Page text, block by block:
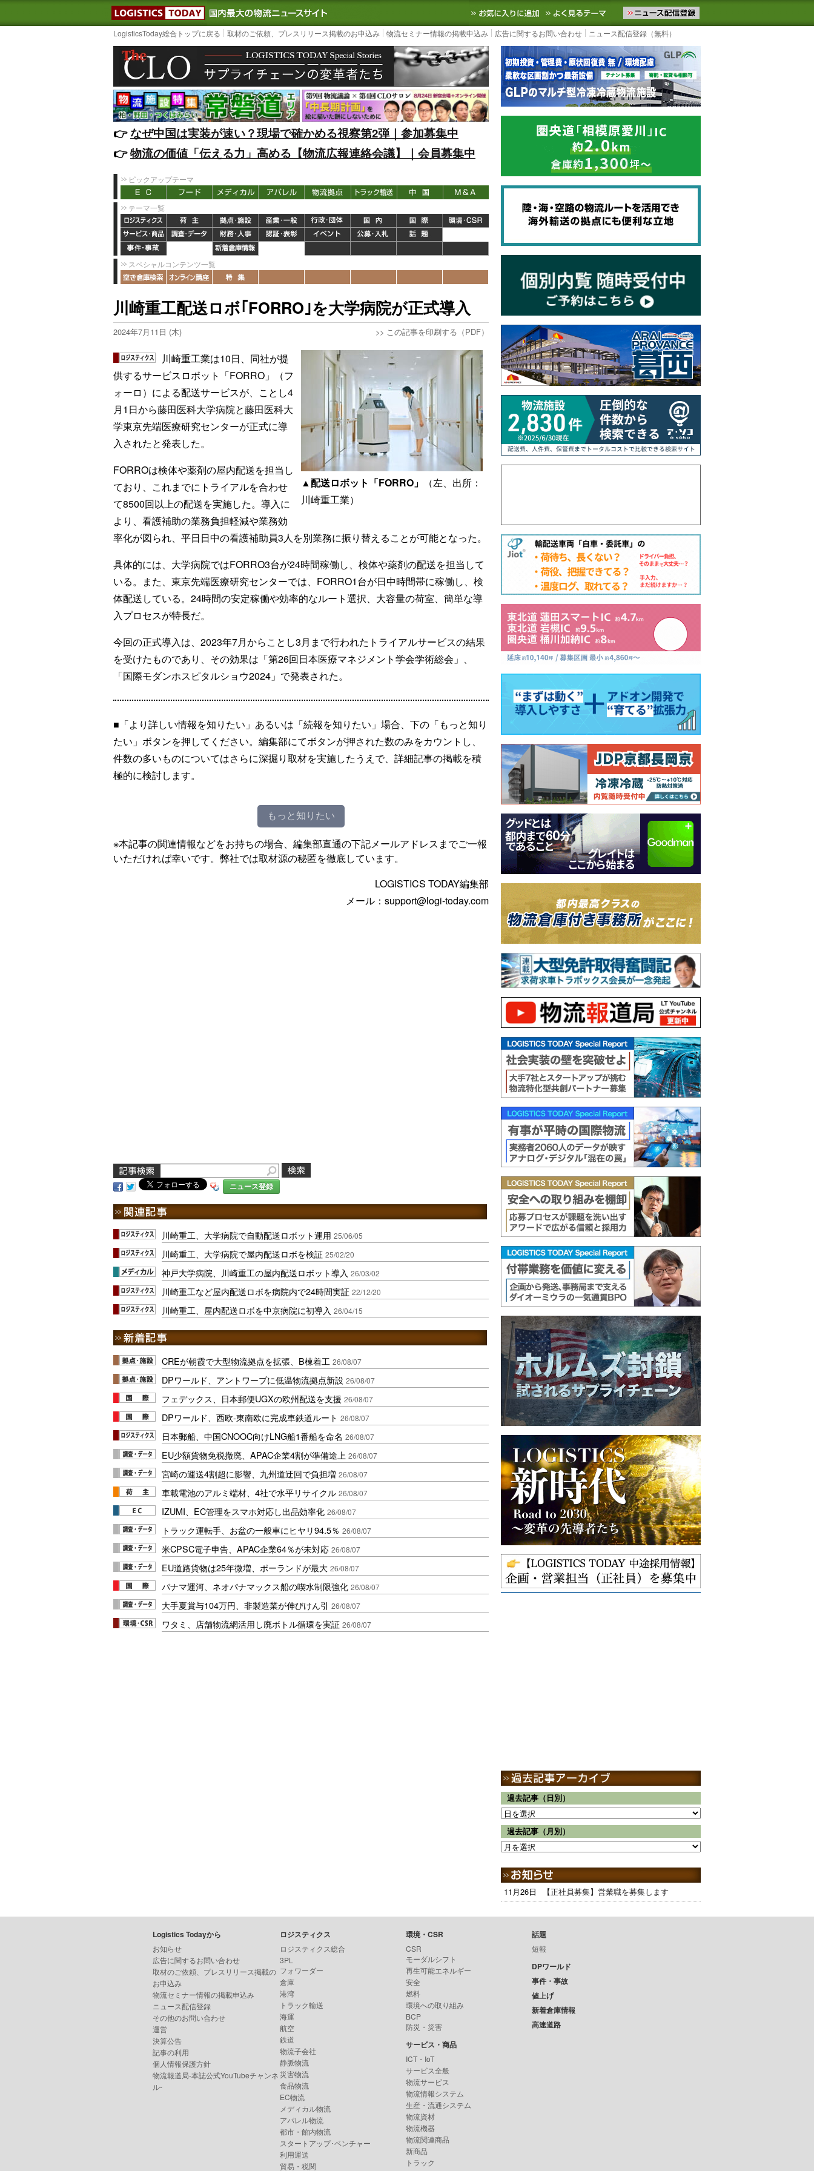
LOGISTICS TODAY｜国内最大の物流ニュースサイト3PL, SCMなど国内外の最新の物流ニュースをお届けします。物流ニュースメール配信を登録す
お気に入りに追加 よく見るテーマ
LogisticsToday総合トップに戻る 取材のご依頼、プレスリリース掲載のお申込み 物流セミナー情報の掲載申込み 広告に関するお問い合わせ ニュース配信登録（無料）
👉️なぜ中国は実装が速い？現場で確かめる視察第2弾｜参加募集中
👉️物流の価値「伝える力」高める【物流広報連絡会議】｜会員募集中
ピックアップテーマ
テーマ一覧
スペシャルコンテンツ一覧
川崎重工配送ロボ｢FORRO｣を大学病院が正式導入
2024年7月11日 (木) >> この記事を印刷する（PDF）
▲配送ロボット「FORRO」
（左、出所：
川崎重工業）
川崎重工業は10日、同社が提
供するサービスロボット「FORRO」（フ
ォーロ）による配送サービスが、ことし4
月1日から藤田医科大学病院と藤田医科大
学東京先端医療研究センターが正式に導
入されたと発表した。
FORROは検体や薬剤の屋内配送を担当し
ており、これまでにトライアルを合わせ
て8500回以上の配送を実施した。導入に
より、看護補助の業務負担軽減や業務効
率化が図られ、平日日中の看護補助員3人を別業務に振り替えることが可能となった。
具体的には、大学病院ではFORRO3台が24時間稼働し、検体や薬剤の配送を担当して
いる。また、東京先端医療研究センターでは、FORRO1台が日中時間帯に稼働し、検
体配送している。24時間の安定稼働や効率的なルート選択、大容量の荷室、簡単な導
入プロセスが特長だ。
今回の正式導入は、2023年7月からことし3月まで行われたトライアルサービスの結果
を受けたものであり、その効果は「第26回日本医療マネジメント学会学術総会」、
「国際モダンホスピタルショウ2024」で発表された。
■「より詳しい情報を知りたい」あるいは「続報を知りたい」場合、下の「もっと知り
たい」ボタンを押してください。編集部にてボタンが押された数のみをカウントし、
件数の多いものについてはさらに深掘り取材を実施したうえで、詳細記事の掲載を積
極的に検討します。
もっと知りたい
※本記事の関連情報などをお持ちの場合、編集部直通の下記メールアドレスまでご一報
いただければ幸いです。弊社では取材源の秘匿を徹底しています。
LOGISTICS TODAY編集部
メール：support@logi-today.com
ニュース登録
川崎重工、大学病院で自動配送ロボット運用 25/06/05
川崎重工、大学病院で屋内配送ロボを検証 25/02/20
神戸大学病院、川崎重工の屋内配送ロボット導入 26/03/02
川崎重工など屋内配送ロボを病院内で24時間実証 22/12/20
川崎重工、屋内配送ロボを中京病院に初導入 26/04/15
CREが朝霞で大型物流拠点を拡張、B棟着工 26/08/07
DPワールド、アントワープに低温物流拠点新設 26/08/07
フェデックス、日本郵便UGXの欧州配送を支援 26/08/07
DPワールド、西欧-東南欧に完成車鉄道ルート 26/08/07
日本郵船、中国CNOOC向けLNG船1番船を命名 26/08/07
EU少額貨物免税撤廃、APAC企業4割が準備途上 26/08/07
宮崎の運送4割超に影響、九州道迂回で負担増 26/08/07
車載電池のアルミ端材、4社で水平リサイクル 26/08/07
IZUMI、EC管理をスマホ対応し出品効率化 26/08/07
トラック運転手、お盆の一般車にヒヤリ94.5％ 26/08/07
米CPSC電子申告、APAC企業64％が未対応 26/08/07
EU道路貨物は25年微増、ポーランドが最大 26/08/07
パナマ運河、ネオパナマックス船の喫水制限強化 26/08/07
大手夏賞与104万円、非製造業が伸びけん引 26/08/07
ワタミ、店舗物流網活用し廃ボトル循環を実証 26/08/07
過去記事（日別）
過去記事（月別）
11月26日 【正社員募集】営業職を募集します
Logistics Todayから
お知らせ
広告に関するお問い合わせ
取材のご依頼、プレスリリース掲載の
お申込み
物流セミナー情報の掲載申込み
ニュース配信登録
その他のお問い合わせ
運営
決算公告
記事の利用
個人情報保護方針
物流報道局-本誌公式YouTubeチャンネ
ル-
ロジスティクス
ロジスティクス総合
3PL
フォワーダー
倉庫
港湾
トラック輸送
海運
航空
鉄道
物流子会社
静脈物流
災害物流
食品物流
EC物流
メディカル物流
アパレル物流
都市・館内物流
スタートアップ･ベンチャー
利用運送
貿易・税関
環境・CSR
CSR
モーダルシフト
再生可能エネルギー
安全
燃料
環境への取り組み
BCP
防災・災害
サービス・商品
ICT・IoT
サービス全般
物流サービス
物流情報システム
生産・流通システム
物流資材
物流機器
物流関連商品
新商品
トラック
話題
短報
DPワールド
事件・事故
値上げ
新着倉庫情報
高速道路